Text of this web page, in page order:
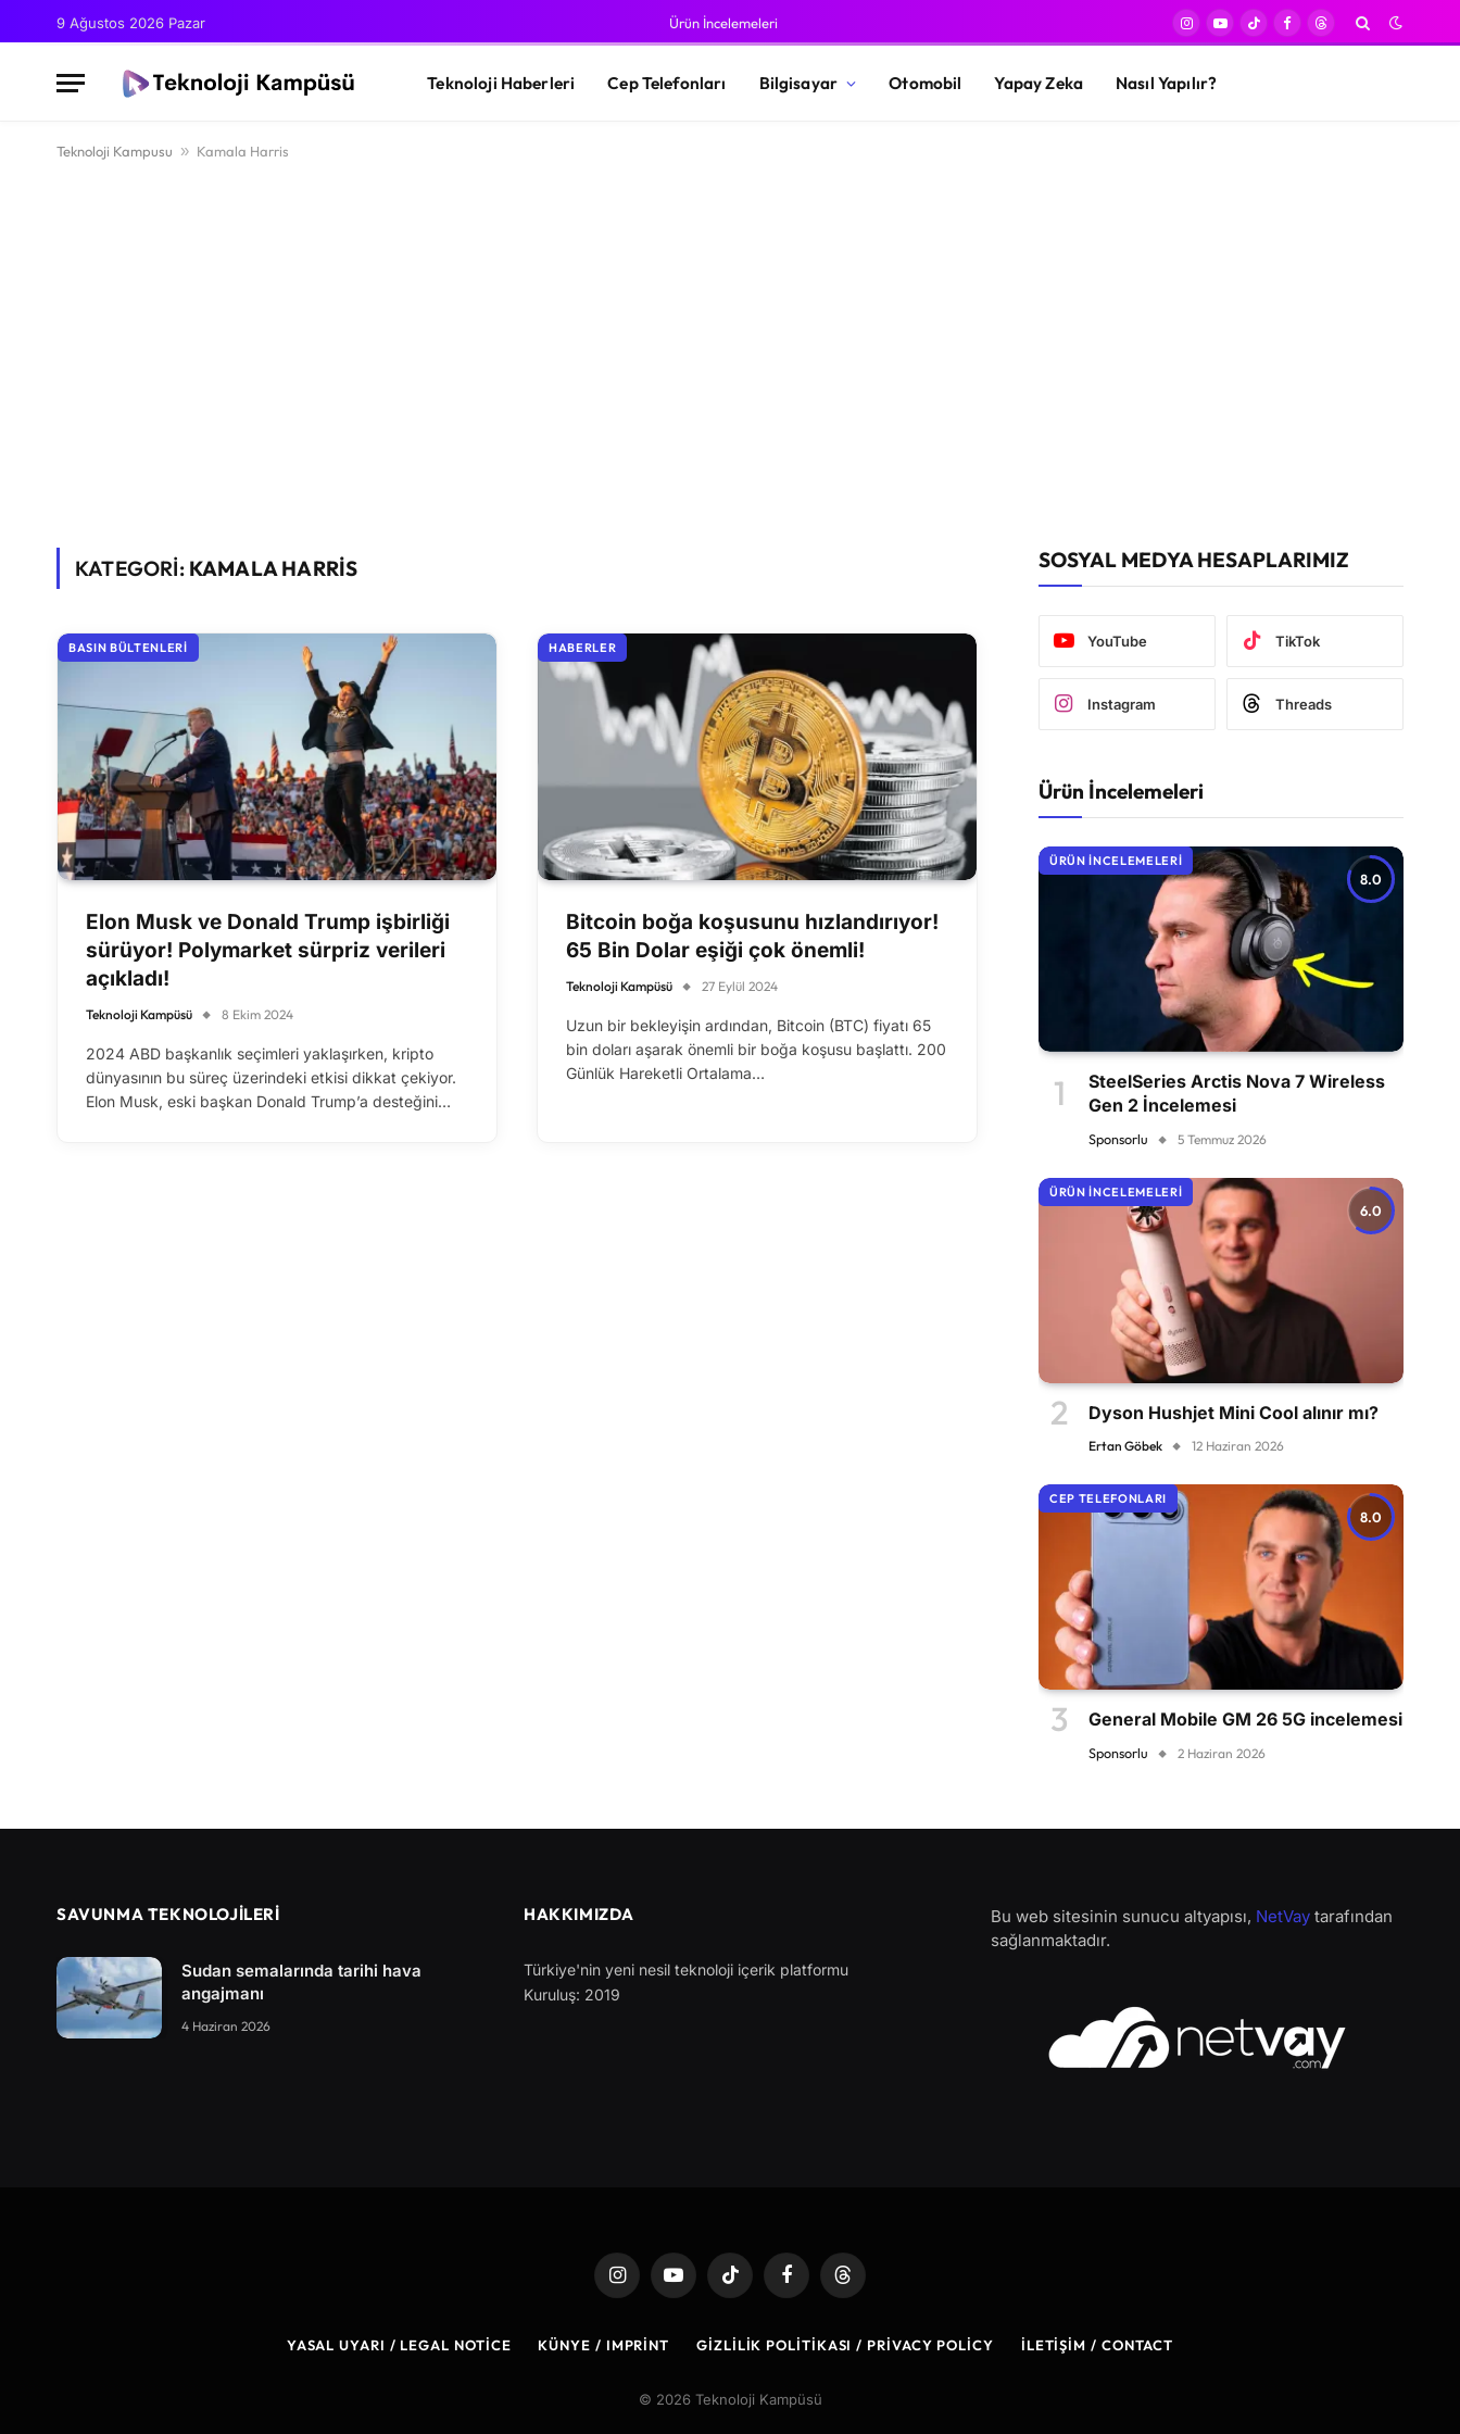
9 Ağustos 2026 Pazar Ürün İncelemeleri
Instagram
YouTube
TikTokFacebook
Threads
Teknoloji Haberleri Cep Telefonları Bilgisayar Otomobil Yapay Zeka Nasıl Yapılır?
Teknoloji Kampusu » Kamala Harris
KATEGORİ: KAMALA HARRIS
BASIN BÜLTENLERI
Elon Musk ve Donald Trump işbirliği
sürüyor! Polymarket sürpriz verileri
açıkladı!
Teknoloji Kampüsü 8 Ekim 2024
2024 ABD başkanlık seçimleri yaklaşırken, kripto
dünyasının bu süreç üzerindeki etkisi dikkat çekiyor.
Elon Musk, eski başkan Donald Trump’a desteğini…
HABERLER
Bitcoin boğa koşusunu hızlandırıyor!
65 Bin Dolar eşiği çok önemli!
Teknoloji Kampüsü 27 Eylül 2024
Uzun bir bekleyişin ardından, Bitcoin (BTC) fiyatı 65
bin doları aşarak önemli bir boğa koşusu başlattı. 200
Günlük Hareketli Ortalama…
SOSYAL MEDYA HESAPLARIMIZ
YouTube TikTok
Instagram Threads
Ürün İncelemeleri
8.0
ÜRÜN İNCELEMELERI
SteelSeries Arctis Nova 7 Wireless
Gen 2 İncelemesi
Sponsorlu 5 Temmuz 2026
6.0
ÜRÜN İNCELEMELERI
Dyson Hushjet Mini Cool alınır mı?
Ertan Göbek 12 Haziran 2026
8.0
CEP TELEFONLARI
General Mobile GM 26 5G incelemesi
Sponsorlu 2 Haziran 2026
SAVUNMA TEKNOLOJİLERİ
Sudan semalarında tarihi hava
angajmanı
4 Haziran 2026
HAKKIMIZDA
Türkiye'nin yeni nesil teknoloji içerik platformu
Kuruluş: 2019
Bu web sitesinin sunucu altyapısı, NetVay tarafından
sağlanmaktadır.
InstagramYouTubeTikTok FacebookThreads
YASAL UYARI / LEGAL NOTICE KÜNYE / IMPRINT GIZLILIK POLITIKASI / PRIVACY POLICY İLETIŞIM / CONTACT
© 2026 Teknoloji Kampüsü